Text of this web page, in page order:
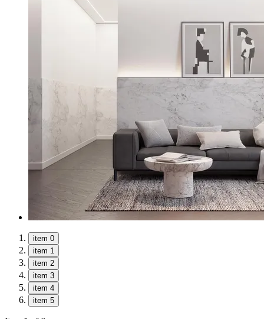
item 0
item 1
item 2
item 3
item 4
item 5